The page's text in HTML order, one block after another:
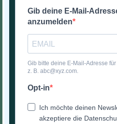
Gib deine E-Mail-
anzumelden
Gib bitte deine E-Mail-Adresse
z. B. abc@xyz.com.
Opt-in
Ich möchte deinen
akzeptiere die